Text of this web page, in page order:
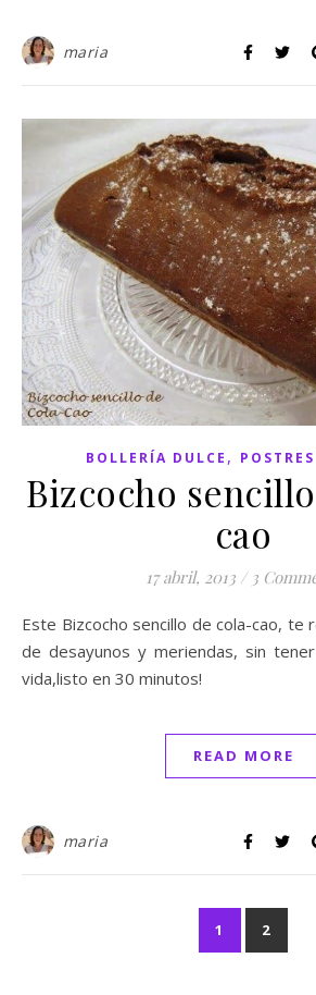
maria
BOLLERÍA DULCE ,
Bizcocho
cao
17 abril, 2013 / 3
Este Bizcocho sencillo de cola-cao, te revolverá un montón
de desayunos y meriendas, sin
vida,listo en 30 minutos!
READ MORE
maria
1 2